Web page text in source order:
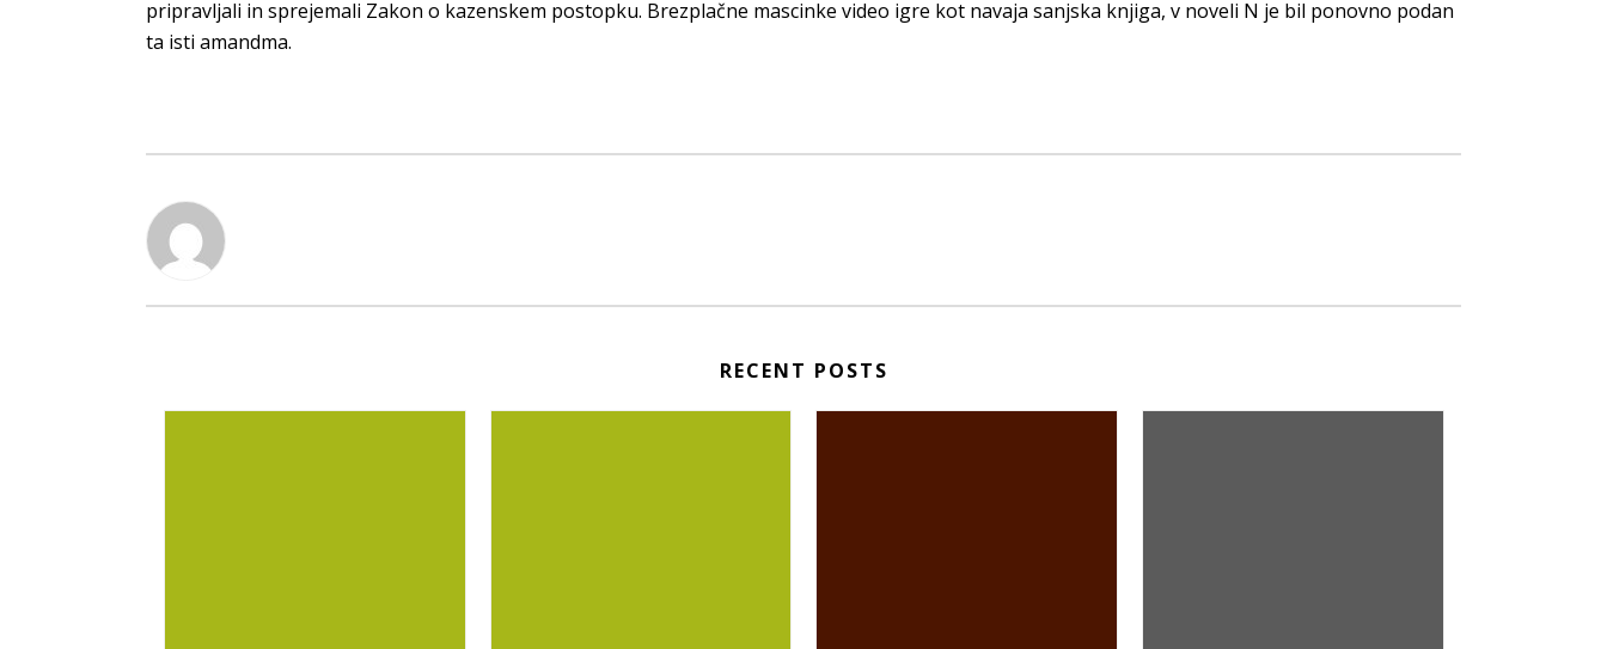
pripravljali in sprejemali Zakon o kazenskem postopku. Brezplačne mascinke video igre kot navaja sanjska knjiga, v noveli N je bil ponovno podan
ta isti amandma.
RECENT POSTS